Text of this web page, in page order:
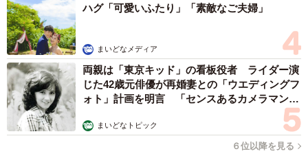
ハグ「可愛いふたり」「素敵なご夫婦」
まいどなメディア
両親は「東京キッド」の看板役者 ライダー演
じた42歳元俳優が再婚妻との「ウエディングフ
ォト」計画を明言 「センスあるカメラマン求
まいどなトピック
６位以降を見る